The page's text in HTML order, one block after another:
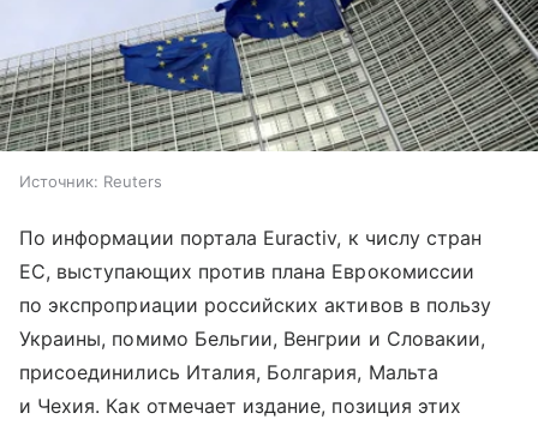
Источник: Reuters
По информации портала Euractiv, к числу стран
ЕС, выступающих против плана Еврокомиссии
по экспроприации российских активов в пользу
Украины, помимо Бельгии, Венгрии и Словакии,
присоединились Италия, Болгария, Мальта
и Чехия. Как отмечает издание, позиция этих